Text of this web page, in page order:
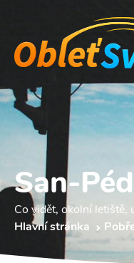
San-
Co vidět, okolní letiště,
Hlavní stránka